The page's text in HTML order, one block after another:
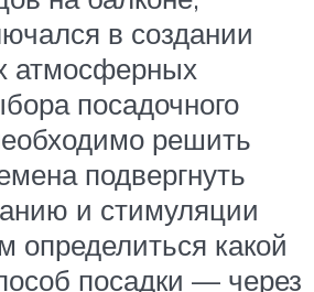
в создании
атмосферных
посадочного
решить
подвергнуть
и стимуляции
определиться какой
посадки — через